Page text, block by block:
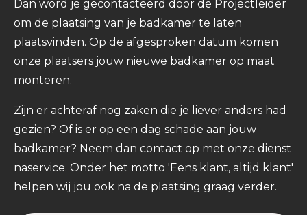
Dan word je gecontacteerd door de Projectleider
om de plaatsing van je badkamer te laten
plaatsvinden. Op de afgesproken datum komen
onze plaatsers jouw nieuwe badkamer op maat
monteren.
Zijn er achteraf nog zaken die je liever anders had
gezien? Of is er op een dag schade aan jouw
badkamer? Neem dan contact op met onze dienst
naservice. Onder het motto 'Eens klant, altijd klant'
helpen wij jou ook na de plaatsing graag verder.